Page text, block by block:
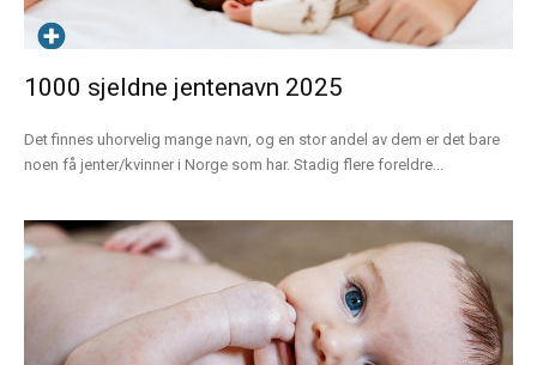
1000 sjeldne jentenavn 2025
Det finnes uhorvelig mange navn, og en stor andel av dem er det bare
noen få jenter/kvinner i Norge som har. Stadig flere foreldre...